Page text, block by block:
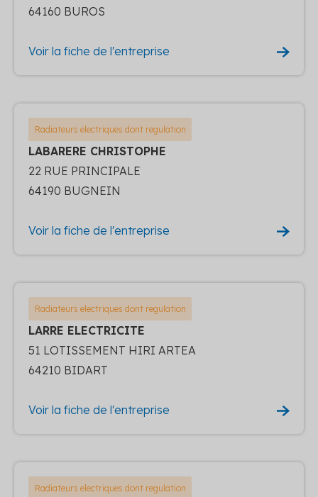
64160 BUROS
Voir la fiche de l'entreprise
Radiateurs electriques dont regulation
LABARERE CHRISTOPHE
22 RUE PRINCIPALE
64190 BUGNEIN
Voir la fiche de l'entreprise
Radiateurs electriques dont regulation
LARRE ELECTRICITE
51 LOTISSEMENT HIRI ARTEA
64210 BIDART
Voir la fiche de l'entreprise
Radiateurs electriques dont regulation